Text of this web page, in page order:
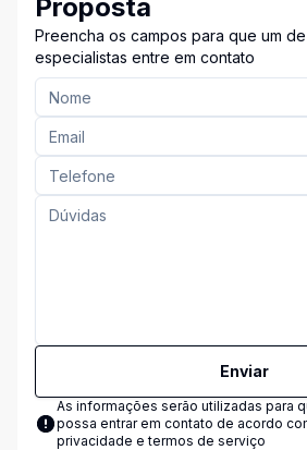
Proposta
Preencha os campos para que um
especialistas entre em contato
Enviar
As informações serão utilizadas para
possa entrar em contato de acordo
privacidade e termos de serviço